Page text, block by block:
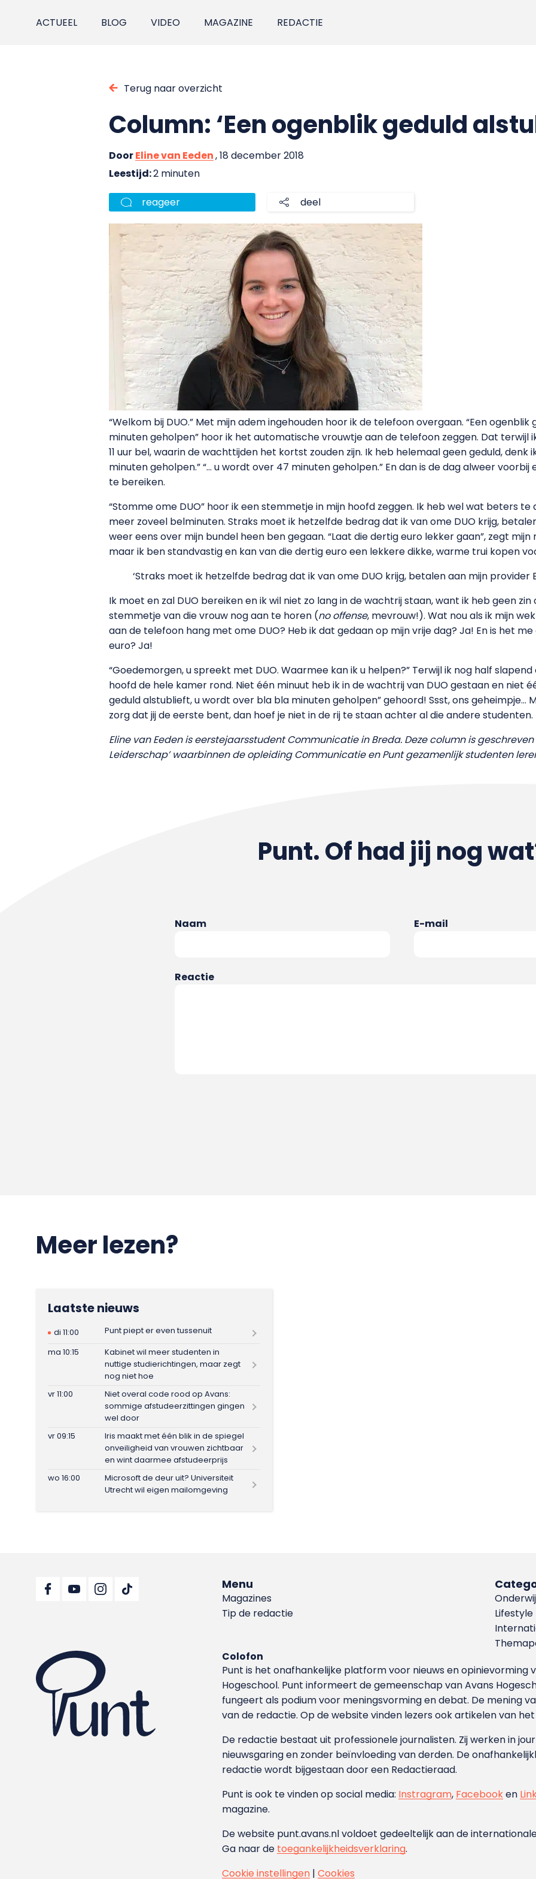
ACTUEEL BLOG VIDEO MAGAZINE REDACTIE
Terug naar overzicht
Column: ‘Een ogenblik geduld
DoorEline van Eeden, 18 december 2018
Leestijd:2 minuten
reageer deel
“Welkom bij DUO.” Met mijn adem ingehouden hoor ik de telefoon overgaan. “Een
minuten geholpen” hoor ik het automatische vrouwtje aan de telefoon zeggen. Dat terwijl
11 uur bel, waarin de wachttijden het kortst zouden zijn. Ik heb helemaal geen geduld, denk
minuten geholpen.” “… u wordt over 47 minuten geholpen.” En dan is de dag alweer
te bereiken.
“Stomme ome DUO” hoor ik een stemmetje in mijn hoofd zeggen. Ik heb wel wat beters te
meer zoveel belminuten. Straks moet ik hetzelfde bedrag dat ik van ome DUO krijg,
weer eens over mijn bundel heen ben gegaan. “Laat die dertig euro lekker gaan”, zegt
maar ik ben standvastig en kan van die dertig euro een lekkere dikke, warme trui kopen
‘Straks moet ik hetzelfde bedrag dat ik van ome DUO krijg, betalen aan mijn provider
Ik moet en zal DUO bereiken en ik wil niet zo lang in de wachtrij staan, want ik heb geen
stemmetje van die vrouw nog aan te horen (no offense, mevrouw!). Wat nou als ik mijn
aan de telefoon hang met ome DUO? Heb ik dat gedaan op mijn vrije dag? Ja! En is het
euro? Ja!
“Goedemorgen, u spreekt met DUO. Waarmee kan ik u helpen?” Terwijl ik nog half
hoofd de hele kamer rond. Niet één minuut heb ik in de wachtrij van DUO gestaan en niet
geduld alstublieft, u wordt over bla bla minuten geholpen” gehoord! Ssst, ons geheimpje…
zorg dat jij de eerste bent, dan hoef je niet in de rij te staan achter al die andere studenten.
Eline van Eeden is eerstejaarsstudent Communicatie in Breda. Deze column is
Leiderschap’ waarbinnen de opleiding Communicatie en Punt gezamenlijk studenten
Punt. Of had jij nog
Naam E-mail
Reactie
Meer lezen?
Laatste nieuws
di 11:00
Punt piept er even tussenuit
ma 10:15
Kabinet wil meer studenten in
nuttige studierichtingen, maar zegt
nog niet hoe
vr 11:00
Niet overal code rood op Avans:
sommige afstudeerzittingen gingen
wel door
vr 09:15
Iris maakt met één blik in de spiegel
onveiligheid van vrouwen zichtbaar
en wint daarmee afstudeerprijs
wo 16:00
Microsoft de deur uit? Universiteit
Utrecht wil eigen mailomgeving
Menu
Magazines
Tip de redactie
Lifestyle
Colofon
Punt is het onafhankelijke platform voor nieuws en
Hoge­school. Punt informeert de gemeenschap van Avans
fungeert als podium voor meningsvorming en debat. De mening
van de redactie. Op de website vinden lezers ook artikelen van
De redactie bestaat uit professionele journalisten. Zij werken in
nieuwsgaring en zonder beïnvloeding van derden. De
redactie wordt bijgestaan door een Redactieraad.
Punt is ook te vinden op social media: Instragram, Facebooken
magazine.
De website punt.avans.nl voldoet gedeeltelijk aan de
Ga naar de toegankelijkheidsverklaring.
Cookie instellingen |Cookies